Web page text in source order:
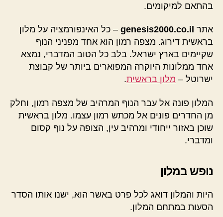
בהתאם למיקומים.
אתר genesis2000.co.il – כל האינפורמציה על מלון
בראשית דירוג. מצפה רמון הוא אחד מפניני הנוף
שקיימים בארץ ישראל. בלב כל הטוב המדברי, נמצא
אחד ממלונות היוקרה המפוארים ביותר של קבוצת
ישרוטל – מלון בראשית.
המלון פונה אל עבר הנוף המרהיב של מצפה רמון, וחלק
מן החדרים פונים אל מכתש רמון עצמו. מלון בראשית
שוכן באזור ייחודי ומרהיב עין, הצופה על נוף קסום
ומדברי.
נופש במלון
היות והמלון דואג לכל פרט באשר הוא, ישנו אותו הסדר
הסעות במתחם המלון.